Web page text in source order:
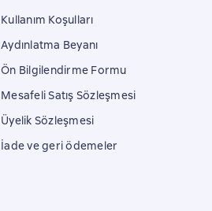
Kullanım Koşulları
Aydınlatma Beyanı
Ön Bilgilendirme Formu
Mesafeli Satış Sözleşmesi
Üyelik Sözleşmesi
İade ve geri ödemeler